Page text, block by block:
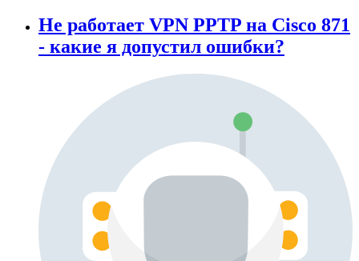
Не работает VPN PPTP на Cisco 871
- какие я допустил ошибки?